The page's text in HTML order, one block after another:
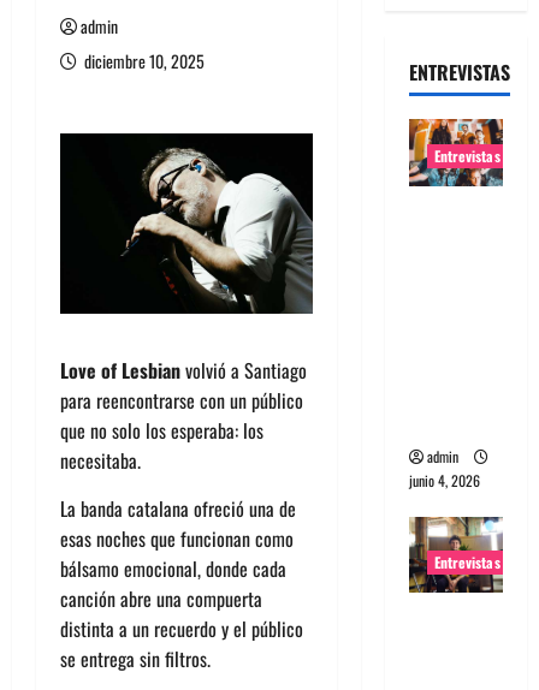
admin
diciembre 10, 2025
Love of Lesbianvolvió a Santiago
para reencontrarse con un público
que no solo los esperaba: los
necesitaba.
La banda catalana ofreció una de
esas noches que funcionan como
bálsamo emocional, donde cada
canción abre una compuerta
distinta a un recuerdo y el público
se entrega sin filtros.
ENTREVISTAS
Entrevistas
admin
junio 4, 2026
Entrevistas